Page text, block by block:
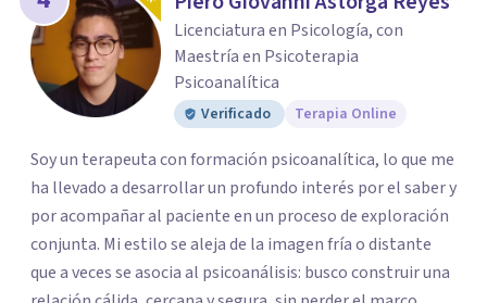
Licenciatura en Psicología, con
Maestría en Psicoterapia
Psicoanalítica
Verificado Terapia Online
Soy un terapeuta con formación psicoanalítica, lo que me
ha llevado a desarrollar un profundo interés por el saber y
por acompañar al paciente en un proceso de exploración
conjunta. Mi estilo se aleja de la imagen fría o distante
que a veces se asocia al psicoanálisis: busco construir una